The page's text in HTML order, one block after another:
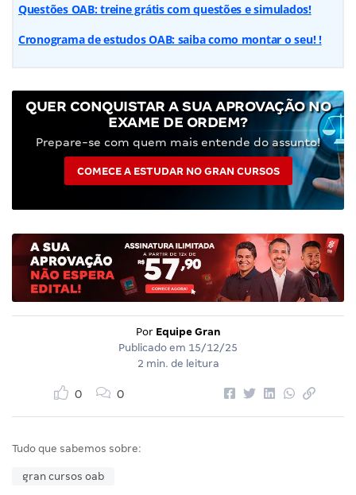
Questões OAB: treine grátis com questões e simulados!
Cronograma de estudos OAB: saiba como montar o seu! !
QUER CONQUISTAR A SUA APROVAÇÃO NO
EXAME DE ORDEM?
Prepare-se com quem mais entende do assunto!
COMECE A ESTUDAR NO GRAN CURSOS
Por Equipe Gran
Publicado em 15/12/25
2 min. de leitura
0 0
Tudo que sabemos sobre:
gran cursos oab